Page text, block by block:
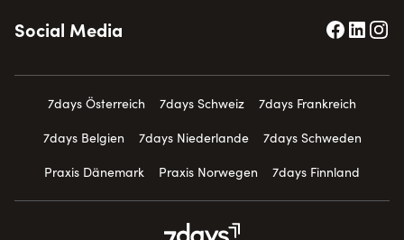
Social Media
7days Österreich 7days Schweiz
7days Frankreich
7days Belgien
7days Niederlande
7days Schweden
Praxis Dänemark
Praxis Norwegen 7days Finnland